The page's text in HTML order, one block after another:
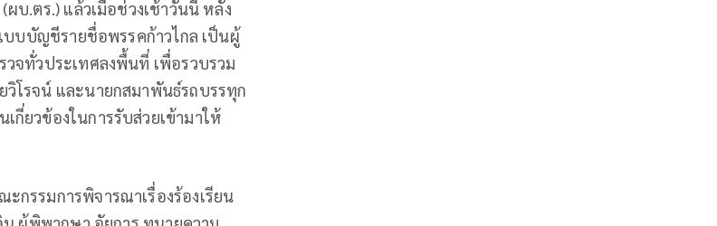
บ.ตร.) แล้วเมื่อช่วงเช้าวันนี้ หลัง
บบบัญชีรายชื่อพรรคก้าวไกล เป็นผู้
วจทั่วประเทศลงพื้นที่ เพื่อรวบรวม
โรจน์ และนายกสมาพันธ์รถบรรทุก
กี่ยวข้องในการรับส่วยเข้ามาให้
กรรมการพิจารณาเรื่องร้องเรียน